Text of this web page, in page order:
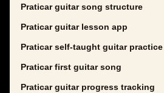
Praticar guitar song structure
Praticar guitar lesson app
Praticar self-taught guitar practice
Praticar first guitar song
Praticar guitar progress tracking